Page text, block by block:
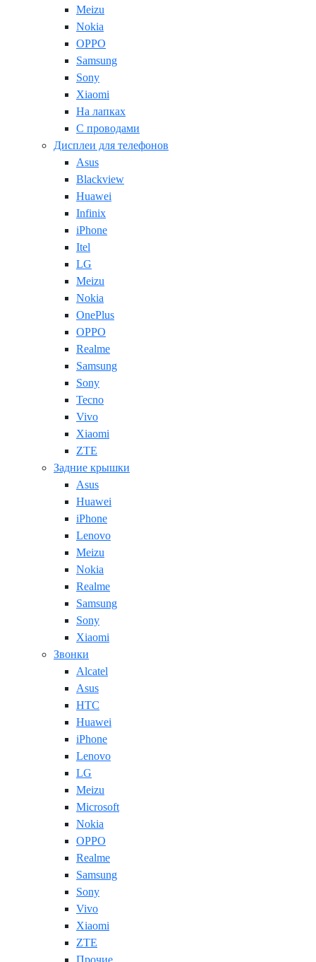
Meizu
Nokia
OPPO
Samsung
Sony
Xiaomi
На лапках
С проводами
Дисплеи для телефонов
Asus
Blackview
Huawei
Infinix
iPhone
Itel
LG
Meizu
Nokia
OnePlus
OPPO
Realme
Samsung
Sony
Tecno
Vivo
Xiaomi
ZTE
Задние крышки
Asus
Huawei
iPhone
Lenovo
Meizu
Nokia
Realme
Samsung
Sony
Xiaomi
Звонки
Alcatel
Asus
HTC
Huawei
iPhone
Lenovo
LG
Meizu
Microsoft
Nokia
OPPO
Realme
Samsung
Sony
Vivo
Xiaomi
ZTE